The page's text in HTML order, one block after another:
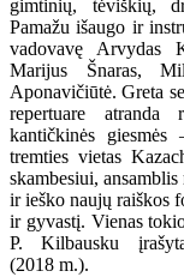
gimtinių, tėviškių,
Pamažu išaugo ir
vadovavę Arvydas
Marijus Šnaras,
Aponavičiūtė. Greta
repertuare atranda
kantičkinės
tremties vietas
skambesiui,
ir ieško naujų raiškos
ir gyvastį. Vienas
P. Kilbausku
(2018 m.).